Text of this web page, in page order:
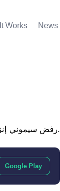
Works News
رفض سيموني إنزاجي، مدرب إنتر، مبدئيًا فكرة تدريب الهلال في الموسم المقبل بعد عرض سعودي ضخم وصل له في الأيام الماضية.
Google Play